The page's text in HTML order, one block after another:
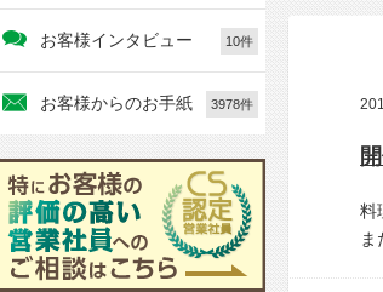
料
お客様インタビュー 10件
お客様からのお手紙 3978件